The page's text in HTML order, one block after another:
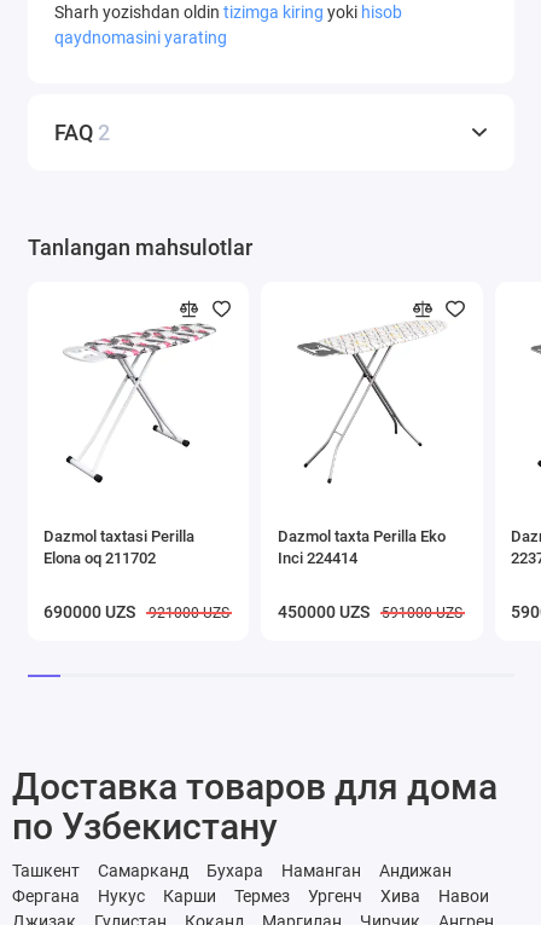
Sharh yozishdan oldin tizimga kiring yoki hisob
qaydnomasini yarating
FAQ 2
Tanlangan mahsulotlar
Dazmol taxtasi Perilla
Elona oq 211702
690000 UZS 921000 UZS
Dazmol taxta Perilla Eko
Inci 224414
450000 UZS 591000 UZS
Доставка товаров для дома
по Узбекистану
Ташкент Самарканд Бухара Наманган
Андижан
Фергана
Нукус Карши Термез Ургенч Хива
Навои